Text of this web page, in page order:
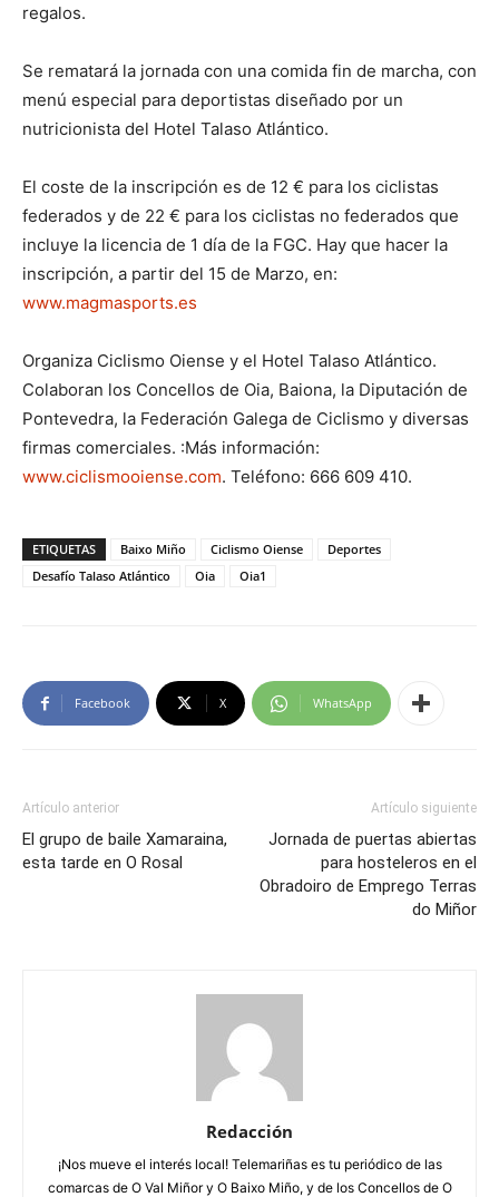
regalos.
Se rematará la jornada con una comida fin de marcha, con
menú especial para deportistas diseñado por un
nutricionista del Hotel Talaso Atlántico.
El coste de la inscripción es de 12 € para los ciclistas
federados y de 22 € para los ciclistas no federados que
incluye la licencia de 1 día de la FGC. Hay que hacer la
inscripción, a partir del 15 de Marzo, en:
www.magmasports.es
Organiza Ciclismo Oiense y el Hotel Talaso Atlántico.
Colaboran los Concellos de Oia, Baiona, la Diputación de
Pontevedra, la Federación Galega de Ciclismo y diversas
firmas comerciales. :Más información:
www.ciclismooiense.com. Teléfono: 666 609 410.
ETIQUETAS Baixo Miño Ciclismo Oiense
Deportes
Desafío Talaso Atlántico
Oia Oia1
Facebook X WhatsApp
Artículo anterior
El grupo de baile Xamaraina,
esta tarde en O Rosal
Artículo siguiente
Jornada de puertas abiertas
para hosteleros en el
Obradoiro de Emprego Terras
do Miñor
Redacción
¡Nos mueve el interés local! Telemariñas es tu periódico de las
comarcas de O Val Miñor y O Baixo Miño, y de los Concellos de O